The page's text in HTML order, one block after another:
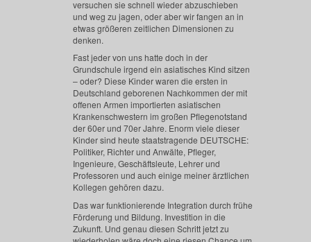
versuchen sie schnell wieder abzuschieben
und weg zu jagen, oder aber wir fangen an in
etwas größeren zeitlichen Dimensionen zu
denken.
Fast jeder von uns hatte doch in der
Grundschule irgend ein asiatisches Kind sitzen
– oder? Diese Kinder waren die ersten in
Deutschland geborenen Nachkommen der mit
offenen Armen importierten asiatischen
Krankenschwestern im großen Pflegenotstand
der 60er und 70er Jahre. Enorm viele dieser
Kinder sind heute staatstragende DEUTSCHE:
Politiker, Richter und Anwälte, Pfleger,
Ingenieure, Geschäftsleute, Lehrer und
Professoren und auch einige meiner ärztlichen
Kollegen gehören dazu.
Das war funktionierende Integration durch frühe
Förderung und Bildung. Investition in die
Zukunft. Und genau diesen Schritt jetzt zu